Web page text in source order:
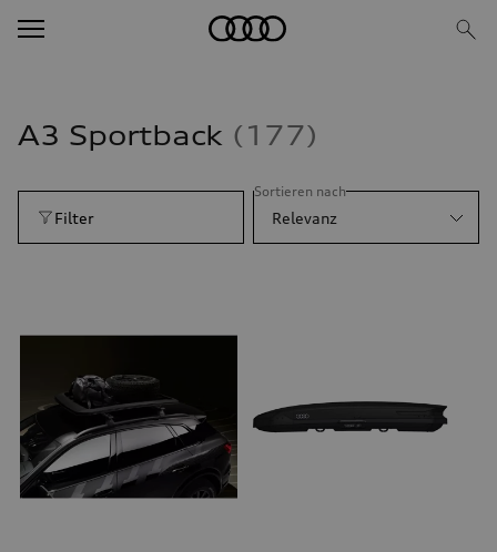
A3 Sportback 177
Filter
Sortieren nach
Relevanz